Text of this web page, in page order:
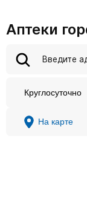
Аптеки
Круглосуточно
На карте